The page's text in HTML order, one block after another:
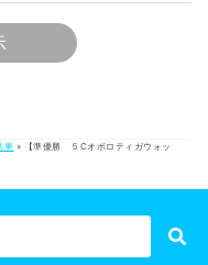
果 »
【準優勝 ５Cオボロティガウォッ